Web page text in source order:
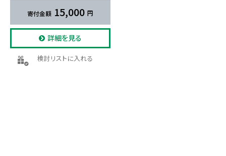
15,000
詳細を見る
検討リストに入れる